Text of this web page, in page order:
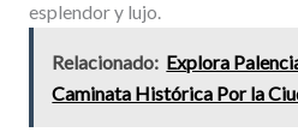
esplendor y lujo.
Relacionado: Explora
Caminata Histórica Por la